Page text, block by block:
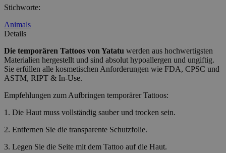
Stichworte:
Animals
Details
Die temporären Tattoos von Yatatu werden aus hochwertigsten
Materialien hergestellt und sind absolut hypoallergen und ungiftig.
Sie erfüllen alle kosmetischen Anforderungen wie FDA, CPSC und
ASTM, RIPT & In-Use.
Empfehlungen zum Aufbringen temporärer Tattoos:
1. Die Haut muss vollständig sauber und trocken sein.
2. Entfernen Sie die transparente Schutzfolie.
3. Legen Sie die Seite mit dem Tattoo auf die Haut.